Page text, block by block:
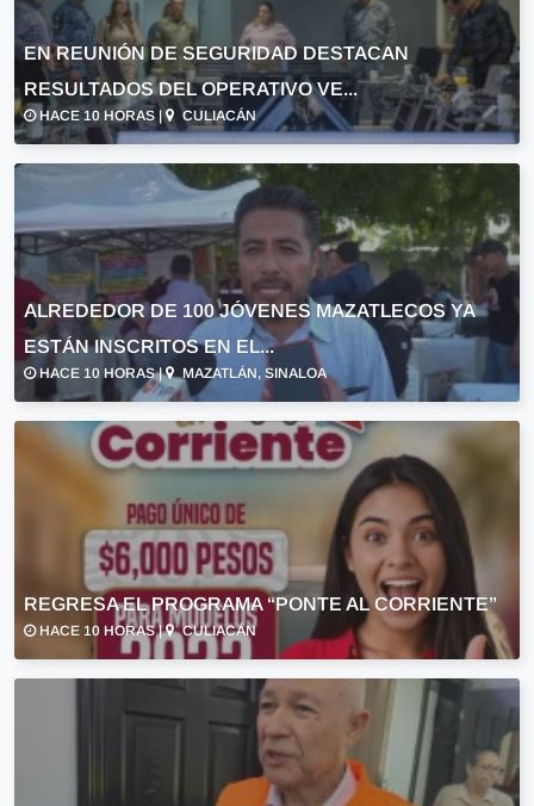
EN REUNIÓN DE SEGURIDAD DESTACAN
RESULTADOS DEL OPERATIVO VE...
HACE 10 HORAS | CULIACÁN
ALREDEDOR DE 100 JÓVENES MAZATLECOS YA
ESTÁN INSCRITOS EN EL...
HACE 10 HORAS | MAZATLÁN, SINALOA
REGRESA EL PROGRAMA “PONTE AL CORRIENTE”
HACE 10 HORAS | CULIACÁN